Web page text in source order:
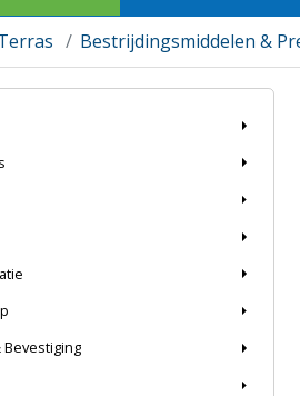
Bestrijdingsmiddelen &
Bevestiging